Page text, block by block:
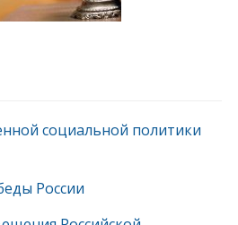
социальной политики
России